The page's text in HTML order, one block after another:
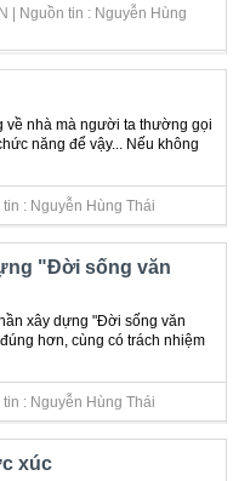
| Nguồn tin : Nguyễn Hùng
về nhà mà người ta thường gọi
năng để vậy... Nếu không
: Nguyễn Hùng Thái
"Đời sống văn
xây dựng "Đời sống văn
hơn, cùng có trách nhiệm
: Nguyễn Hùng Thái
xúc